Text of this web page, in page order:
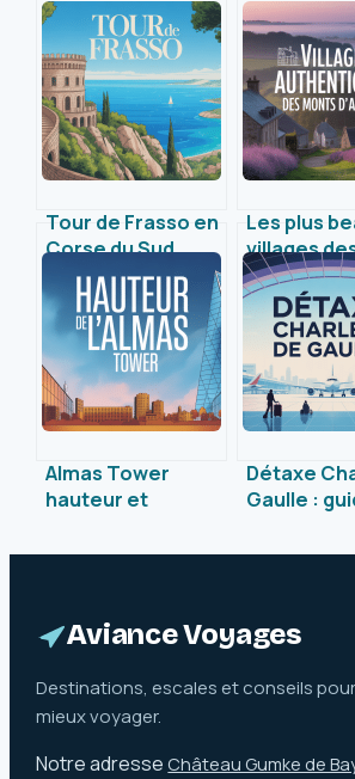
Tour de Frasso en
Corse du Sud
histoire, secrets
et visite pratique
Les plus
villages
d’Arrée à
Almas Tower
hauteur et
comprendre sur la
Dubaï
Détaxe
Gaulle :
obtenir un
Aviance Voyages
Destinations, escales et conseils pour
mieux voyager.
Notre adresse Château Gumke de